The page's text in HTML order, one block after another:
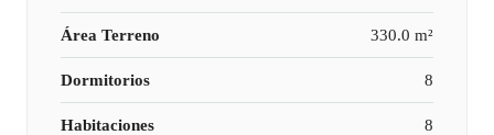
Área Terreno 330.0 m²
Dormitorios 8
Habitaciones 8